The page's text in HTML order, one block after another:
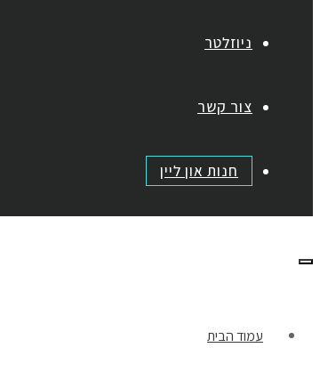
ניוזלטר
צור קשר
חנות און ליין
תפריט
עמוד הבית